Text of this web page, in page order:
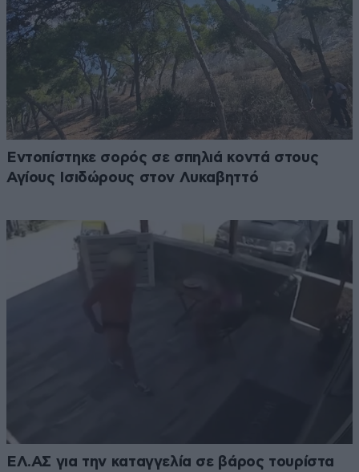
Εντοπίστηκε σορός σε σπηλιά κοντά στους
Αγίους Ισιδώρους στον Λυκαβηττό
ΕΛ.ΑΣ για την καταγγελία σε βάρος τουρίστα